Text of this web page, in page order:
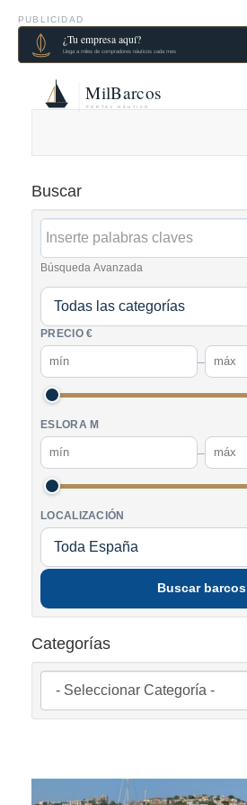
PUBLICIDAD
Buscar
Búsqueda Avanzada
PRECIO €
–
ESLORA M
–
LOCALIZACIÓN
Buscar barcos
Categorías